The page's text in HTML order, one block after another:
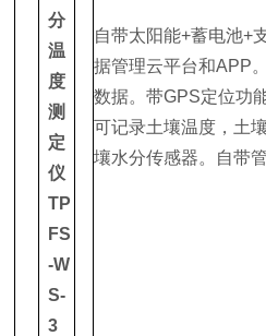
分
温
度
测
定
仪
TP
FS
-W
S-
3
自带太阳能+蓄电池+
据管理云平台和APP
数据。带GPS定位功
可记录土壤温度，土
壤水分传感器。自带